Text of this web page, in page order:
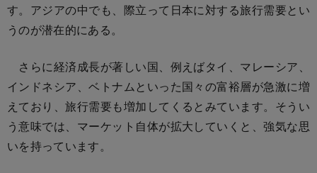
す。アジアの中でも、際立って日本に対する旅行需要とい
うのが潜在的にある。
さらに経済成長が著しい国、例えばタイ、マレーシア、
インドネシア、ベトナムといった国々の富裕層が急激に増
えており、旅行需要も増加してくるとみています。そうい
う意味では、マーケット自体が拡大していくと、強気な思
いを持っています。